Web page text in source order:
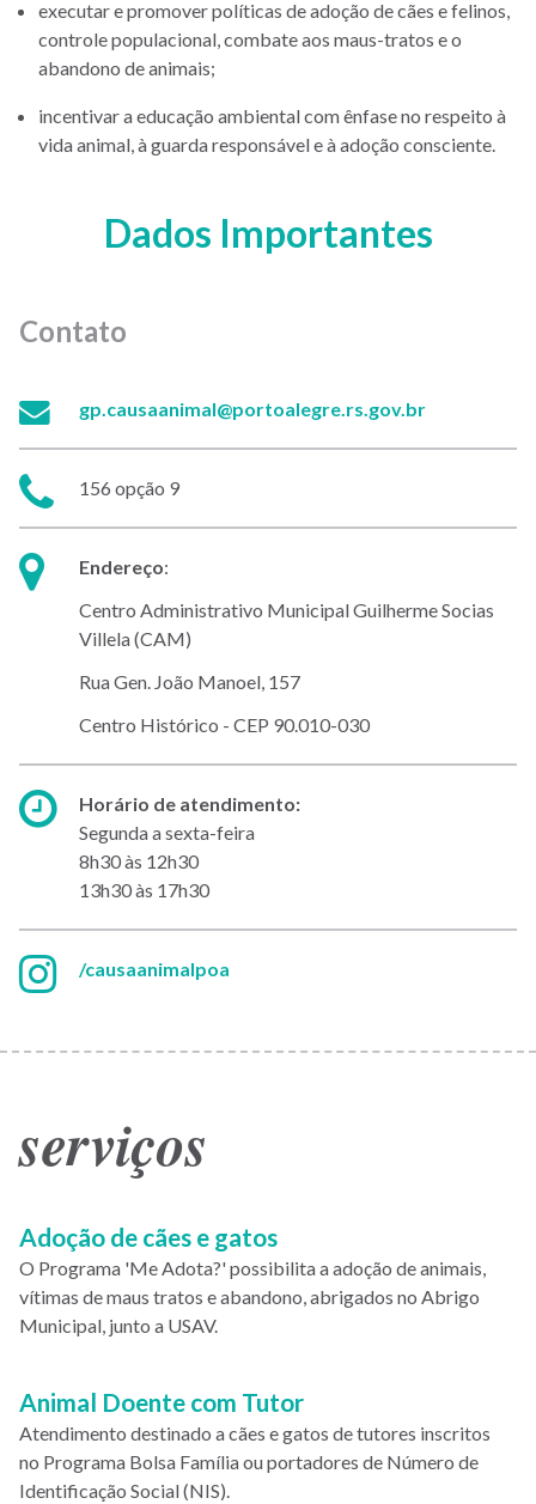
executar e promover políticas de adoção de cães e felinos,
controle populacional, combate aos maus-tratos e o
abandono de animais;
incentivar a educação ambiental com ênfase no respeito à
vida animal, à guarda responsável e à adoção consciente.
Dados Importantes
Contato
E-
gp.causaanimal@portoalegre.rs.gov.br
Telefone:
156 opção 9
Endereço:
Endereço:
Centro Administrativo Municipal Guilherme Socias
Villela (CAM)
Rua Gen. João Manoel, 157
Centro Histórico - CEP 90.010-030
Horário
de
atendimento:
Horário de atendimento:
Segunda a sexta-feira
8h30 às 12h30
13h30 às 17h30
Instagram:
/causaanimalpoa
serviços
Adoção de cães e gatos
O Programa 'Me Adota?' possibilita a adoção de animais,
vítimas de maus tratos e abandono, abrigados no Abrigo
Municipal, junto a USAV.
Animal Doente com Tutor
Atendimento destinado a cães e gatos de tutores inscritos
no Programa Bolsa Família ou portadores de Número de
Identificação Social (NIS).